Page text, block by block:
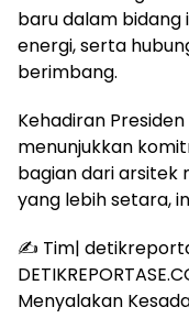
baru dalam bidang
energi, serta
berimbang.
Kehadiran
menunjukkan
bagian dari arsitek
yang lebih setara,
✍️ Tim|
Menyalakan